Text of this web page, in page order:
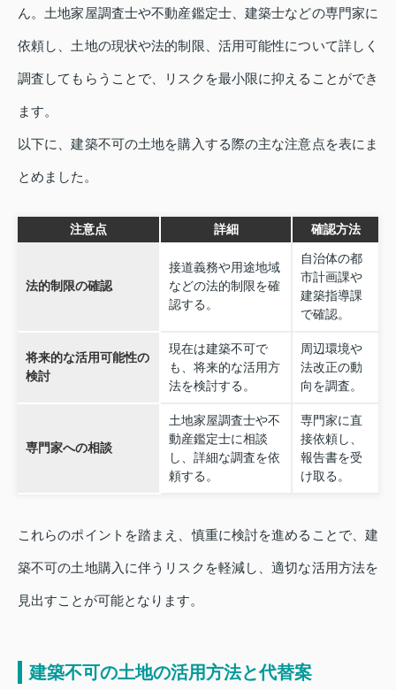
ん。土地家屋調査士や不動産鑑定士、建築士などの専門家に
依頼し、土地の現状や法的制限、活用可能性について詳しく
調査してもらうことで、リスクを最小限に抑えることができ
ます。
以下に、建築不可の土地を購入する際の主な注意点を表にま
とめました。
注意点 詳細 確認方法
法的制限の確認
接道義務や用途地域
などの法的制限を確
認する。
自治体の都
市計画課や
建築指導課
で確認。
将来的な活用可能性の
検討
現在は建築不可で
も、将来的な活用方
法を検討する。
周辺環境や
法改正の動
向を調査。
専門家への相談
土地家屋調査士や不
動産鑑定士に相談
し、詳細な調査を依
頼する。
専門家に直
接依頼し、
報告書を受
け取る。
これらのポイントを踏まえ、慎重に検討を進めることで、建
築不可の土地購入に伴うリスクを軽減し、適切な活用方法を
見出すことが可能となります。
建築不可の土地の活用方法と代替案